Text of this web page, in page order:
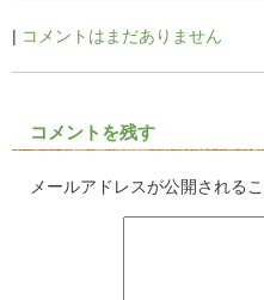
| コメントはまだありません
コメントを残す
メールアドレスが公開される